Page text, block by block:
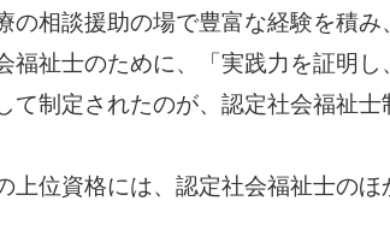
の相談援助の場で豊富な経験を積
福祉士のために、「実践力を証明
て制定されたのが、認定社会福祉士
上位資格には、認定社会福祉士の